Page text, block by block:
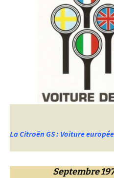
La Citroën GS : Voiture
Septembre